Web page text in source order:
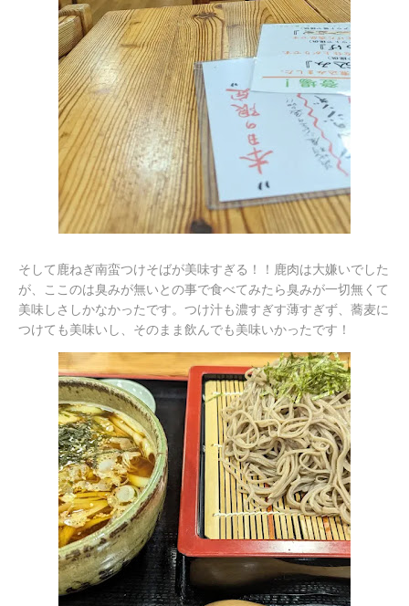
そして鹿ねぎ南蛮つけそばが美味すぎる！！鹿肉は大嫌いでした
が、ここのは臭みが無いとの事で食べてみたら臭みが一切無くて
美味しさしかなかったです。つけ汁も濃すぎす薄すぎず、蕎麦に
つけても美味いし、そのまま飲んでも美味いかったです！